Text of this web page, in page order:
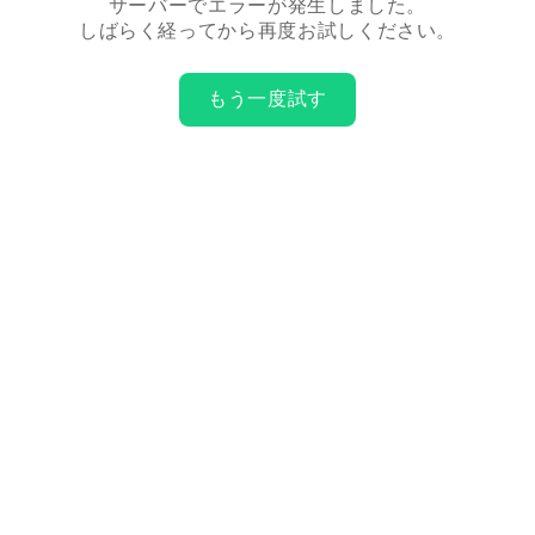
サーバーでエラーが発生しました。
しばらく経ってから再度お試しください。
もう一度試す